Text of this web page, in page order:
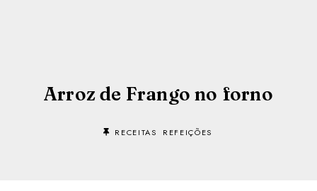
Arroz de Frango no forno
RECEITAS REFEIÇÕES